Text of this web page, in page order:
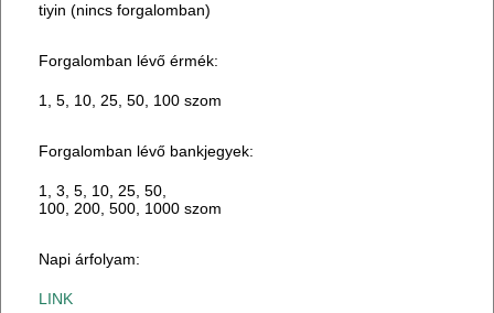
tiyin (nincs forgalomban)
Forgalomban lévő érmék:
1, 5, 10, 25, 50, 100 szom
Forgalomban lévő bankjegyek:
1, 3, 5, 10, 25, 50,
100, 200, 500, 1000 szom
Napi árfolyam:
LINK